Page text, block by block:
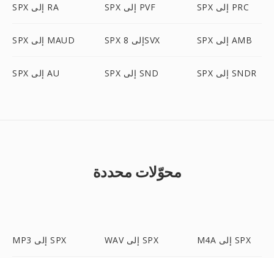
SPX إلى RA SPX إلى PVF SPX إلى PRC
SPX إلى MAUD SPX إلى 8SVX SPX إلى AMB
SPX إلى AU SPX إلى SND SPX إلى SNDR
محوّلات محددة
MP3 إلى SPX WAV إلى SPX M4A إلى SPX